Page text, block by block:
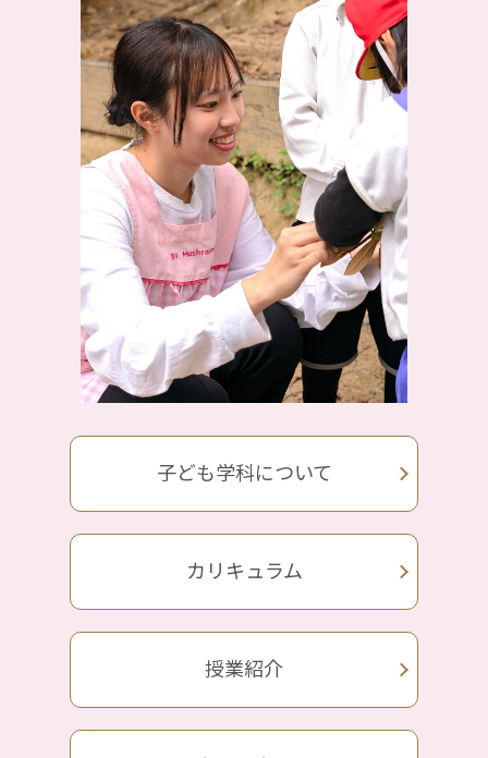
子ども学科について
カリキュラム
授業紹介